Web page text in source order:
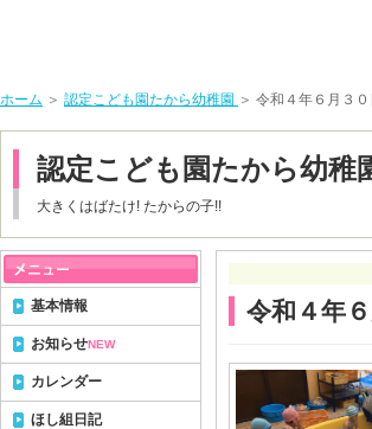
ホーム ＞ 認定こども園たから幼稚園 ＞ 令和４年６月３０
認定こども園たから幼稚
大きくはばたけ! たからの子!!
令和４年
基本情報
お知らせNEW
カレンダー
ほし組日記